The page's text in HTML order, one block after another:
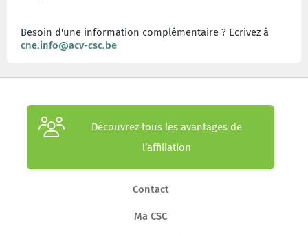
Besoin d'une information complémentaire ? Ecrivez à
cne.info@acv-csc.be
Découvrez tous les avantages de
l’affiliation
Contact
Ma CSC